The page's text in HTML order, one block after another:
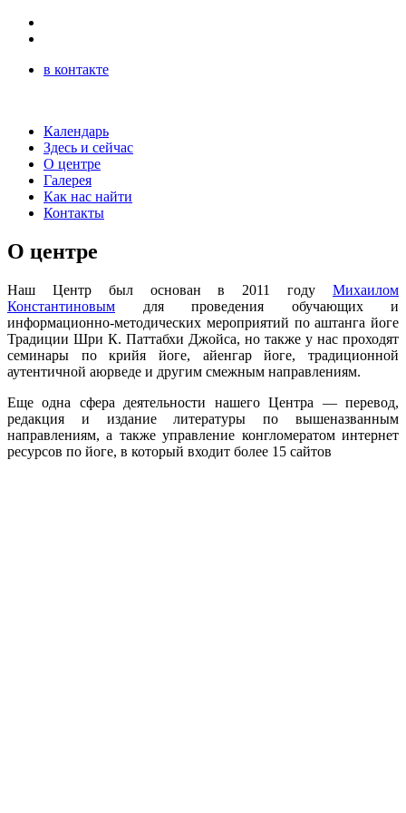
в контакте
Календарь
Здесь и сейчас
О центре
Галерея
Как нас найти
Контакты
О центре
Наш Центр был основан в 2011 году Михаилом
Константиновым для проведения обучающих и
информационно-методических мероприятий по аштанга йоге
Традиции Шри К. Паттабхи Джойса, но также у нас проходят
семинары по крийя йоге, айенгар йоге, традиционной
аутентичной аюрведе и другим смежным направлениям.
Еще одна сфера деятельности нашего Центра — перевод,
редакция и издание литературы по вышеназванным
направлениям, а также управление конгломератом интернет
ресурсов по йоге, в который входит более 15 сайтов